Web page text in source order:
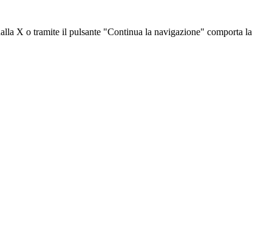
X o tramite il pulsante "Continua la navigazione" comporta la